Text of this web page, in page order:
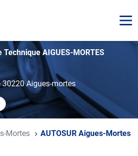
Technique AIGUES-MORTES
30220 Aigues-mortes
Mortes AUTOSUR Aigues-Mortes